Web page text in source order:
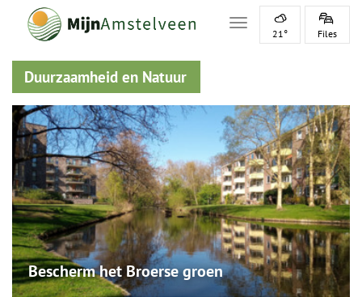
Toggle navigation
21° Files
Duurzaamheid en Natuur
Bescherm het Broerse groen